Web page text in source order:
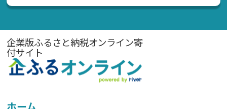
企業版ふるさと納税オンライン寄
付サイト